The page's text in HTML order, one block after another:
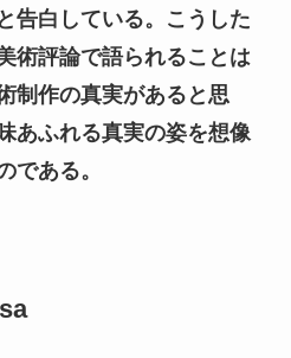
告白している。こうした
術評論で語られることは
制作の真実があると思
あふれる真実の姿を想像
である。